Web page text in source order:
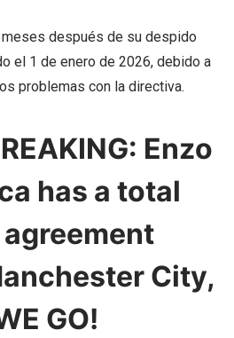
después de su despido
el 1 de enero de 2026, debido a
problemas con la directiva.
Enzo
has a total
City,
GO!